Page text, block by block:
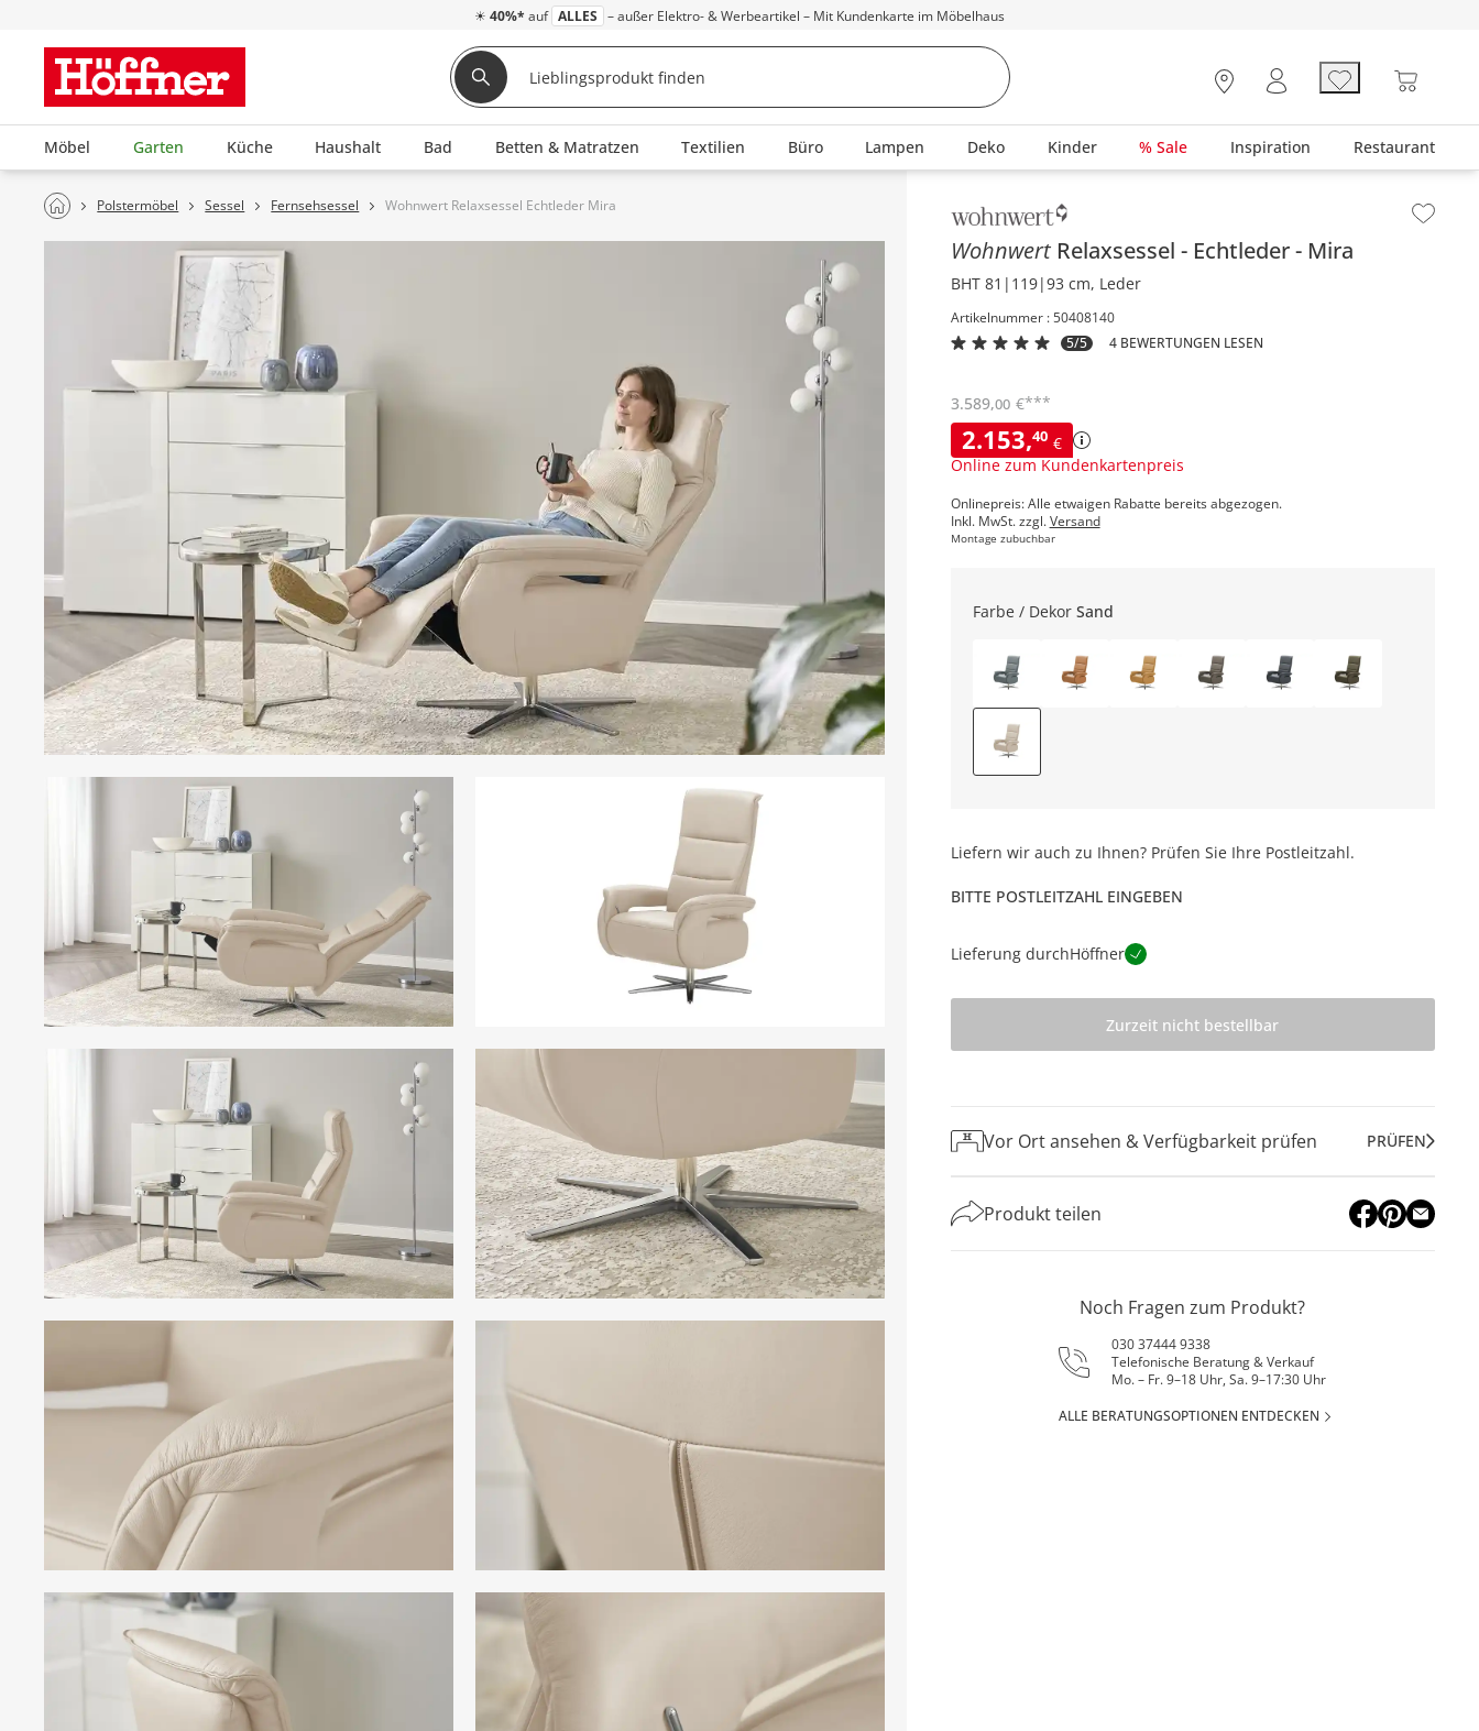
☀ 40%* auf ALLES – außer Elektro- & Werbeartikel – Mit Kundenkarte im Möbelhaus
Möbel Garten Küche Haushalt Bad Betten & Matratzen Textilien Büro Lampen Deko Kinder % Sale Inspiration Restaurant
Polstermöbel Sessel Fernsehsessel Wohnwert Relaxsessel Echtleder Mira Inhalt der Seitenleiste überspringen - Zum Seitenende
Wohnwert Relaxsessel Echtleder Mira
BHT 81|119|93 cm, Leder
Artikelnummer : 50408140
5/5
4 BEWERTUNGEN LESEN
2.153,40 €
Online zum Kundenkartenpreis
3.589,00 €***
Onlinepreis: Alle etwaigen Rabatte bereits abgezogen.
Inkl. MwSt. zzgl.Versand
Montage zubuchbar
Farbe / Dekor Sand
Liefern wir auch zu Ihnen? Prüfen Sie Ihre Postleitzahl.
BITTE POSTLEITZAHL EINGEBEN
Lieferung durchHöffner
Zurzeit nicht bestellbar
Vor Ort ansehen & Verfügbarkeit prüfen PRÜFEN
Produkt teilen
Noch Fragen zum Produkt?
030 37444 9338
Telefonische Beratung & Verkauf
Mo. – Fr. 9–18 Uhr, Sa. 9–17:30 Uhr
ALLE BERATUNGSOPTIONEN ENTDECKEN